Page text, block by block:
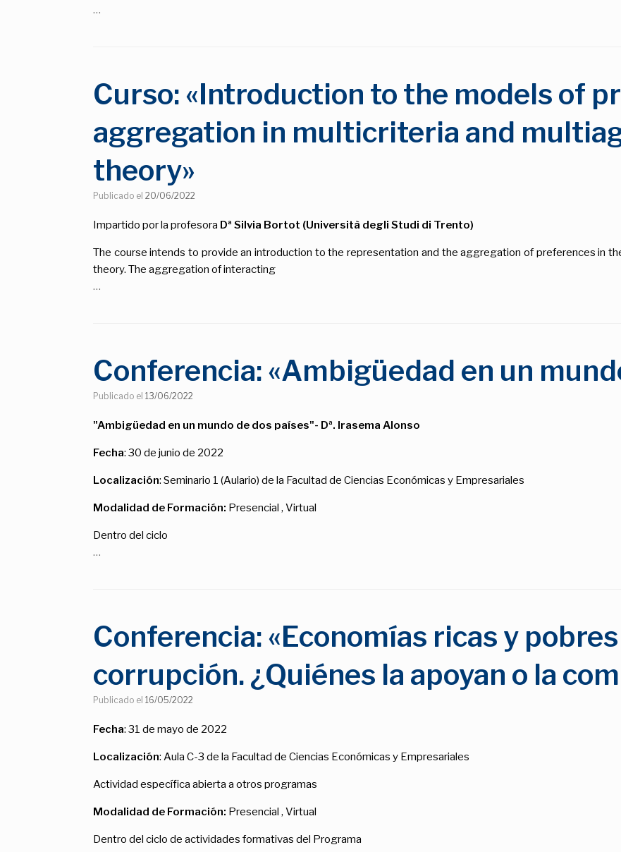
…
Curso: «Introduction to the models of
aggregation in multicriteria and
theory»
Publicado el 20/06/2022
Impartido por la profesora Dª Silvia Bortot (Università degli Studi di Trento)
The course intends to provide an introduction to the representation and the aggregation of preferences in
theory. The aggregation of interacting
…
Conferencia: «Ambigüedad en un
Publicado el 13/06/2022
"Ambigüedad en un mundo de dos países"- Dª. Irasema Alonso
Fecha: 30 de junio de 2022
Localización: Seminario 1 (Aulario) de la Facultad de Ciencias Económicas y Empresariales
Modalidad de Formación: Presencial , Virtual
Dentro del ciclo
…
Conferencia: «Economías ricas y
corrupción. ¿Quiénes la apoyan o la
Publicado el 16/05/2022
Fecha: 31 de mayo de 2022
Localización: Aula C-3 de la Facultad de Ciencias Económicas y Empresariales
Actividad específica abierta a otros programas
Modalidad de Formación: Presencial , Virtual
Dentro del ciclo de actividades formativas del Programa